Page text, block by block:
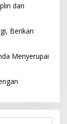
dan
Berikan
Menyerupai